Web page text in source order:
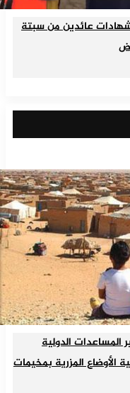
عائدين من سبتة
الدولية
الأوضاع المزرية بمخيمات